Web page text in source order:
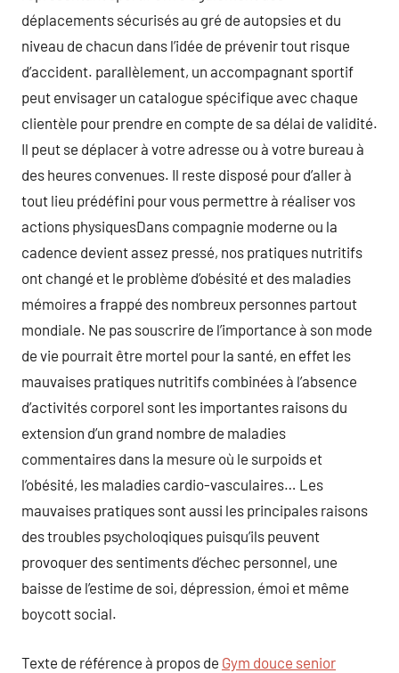
déplacements sécurisés au gré de autopsies et du
niveau de chacun dans l’idée de prévenir tout risque
d’accident. parallèlement, un accompagnant sportif
peut envisager un catalogue spécifique avec chaque
clientèle pour prendre en compte de sa délai de validité.
Il peut se déplacer à votre adresse ou à votre bureau à
des heures convenues. Il reste disposé pour d’aller à
tout lieu prédéfini pour vous permettre à réaliser vos
actions physiquesDans compagnie moderne ou la
cadence devient assez pressé, nos pratiques nutritifs
ont changé et le problème d’obésité et des maladies
mémoires a frappé des nombreux personnes partout
mondiale. Ne pas souscrire de l’importance à son mode
de vie pourrait être mortel pour la santé, en effet les
mauvaises pratiques nutritifs combinées à l’absence
d’activités corporel sont les importantes raisons du
extension d’un grand nombre de maladies
commentaires dans la mesure où le surpoids et
l’obésité, les maladies cardio-vasculaires… Les
mauvaises pratiques sont aussi les principales raisons
des troubles psycholoqiques puisqu’ils peuvent
provoquer des sentiments d’échec personnel, une
baisse de l’estime de soi, dépression, émoi et même
boycott social.
Texte de référence à propos de Gym douce senior